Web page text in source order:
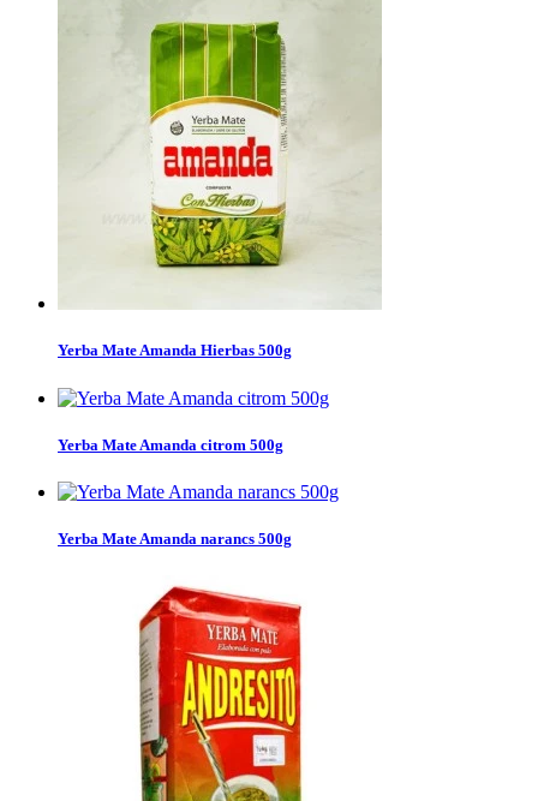
Yerba Mate Amanda Hierbas 500g
Yerba Mate Amanda citrom 500g
Yerba Mate Amanda narancs 500g